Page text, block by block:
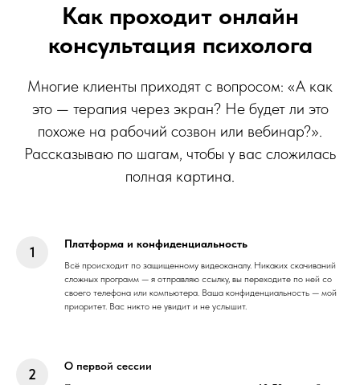
Как проходит онлайн
консультация психолога
Многие клиенты приходят с вопросом: «А как
это — терапия через экран? Не будет ли это
похоже на рабочий созвон или вебинар?».
Рассказываю по шагам, чтобы у вас сложилась
полная картина.
Платформа и конфиденциальность
Всё происходит по защищенному видеоканалу. Никаких скачиваний
сложных программ — я отправляю ссылку, вы переходите по ней со
своего телефона или компьютера. Ваша конфиденциальность — мой
приоритет. Вас никто не увидит и не услышит.
О первой сессии